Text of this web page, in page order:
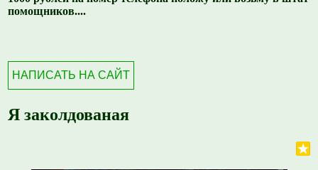
помощников....
НАПИСАТЬ НА САЙТ
Я заколдованая